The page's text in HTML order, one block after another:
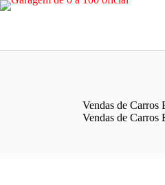
Pular
Vendas de Carros
Vendas de Carros